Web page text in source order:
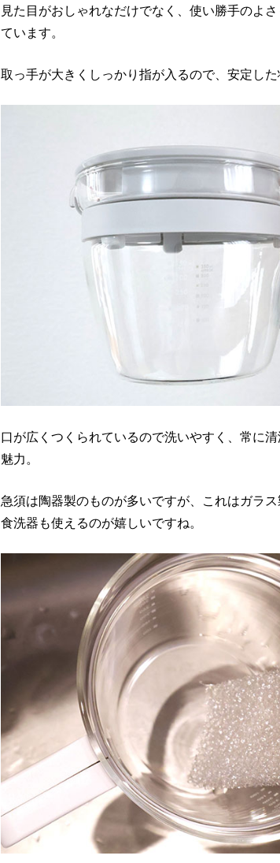
見た目がおしゃれなだけでなく、使い勝手のよ
ています。
取っ手が大きくしっかり指が入るので、安定した
口が広くつくられているので洗いやすく、常に
魅力。
急須は陶器製のものが多いですが、これはガラス
食洗器も使えるのが嬉しいですね。